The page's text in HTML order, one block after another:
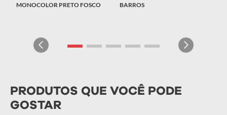
MONOCOLOR PRETO FOSCO
BARROS
PRODUTOS QUE VOCÊ PODE
GOSTAR